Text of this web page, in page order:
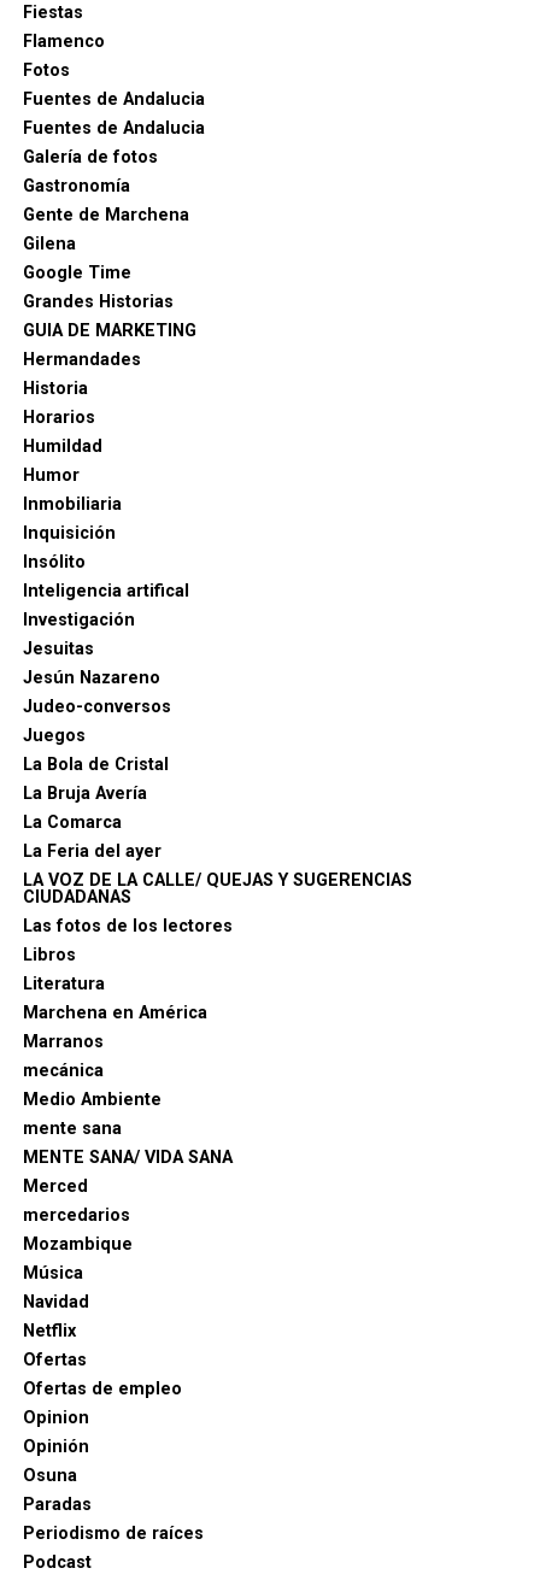
Fiestas
Flamenco
Fotos
Fuentes de Andalucia
Fuentes de Andalucia
Galería de fotos
Gastronomía
Gente de Marchena
Gilena
Google Time
Grandes Historias
GUIA DE MARKETING
Hermandades
Historia
Horarios
Humildad
Humor
Inmobiliaria
Inquisición
Insólito
Inteligencia artifical
Investigación
Jesuitas
Jesún Nazareno
Judeo-conversos
Juegos
La Bola de Cristal
La Bruja Avería
La Comarca
La Feria del ayer
LA VOZ DE LA CALLE/ QUEJAS Y SUGERENCIAS
CIUDADANAS
Las fotos de los lectores
Libros
Literatura
Marchena en América
Marranos
mecánica
Medio Ambiente
mente sana
MENTE SANA/ VIDA SANA
Merced
mercedarios
Mozambique
Música
Navidad
Netflix
Ofertas
Ofertas de empleo
Opinion
Opinión
Osuna
Paradas
Periodismo de raíces
Podcast